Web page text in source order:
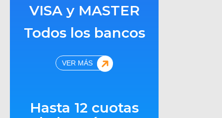
VISA y MASTER
Todos los bancos
VER MÁS
Hasta 12 cuotas